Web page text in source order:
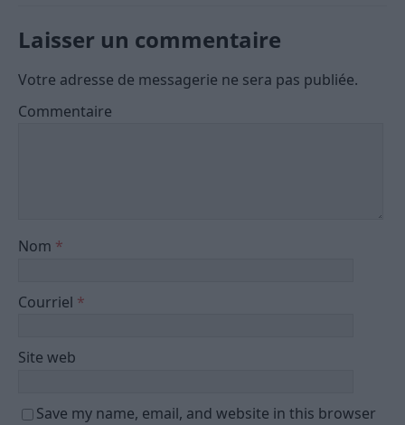
Laisser un commentaire
Votre adresse de messagerie ne sera pas publiée.
Commentaire
Nom *
Courriel *
Site web
Save my name, email, and website in this browser